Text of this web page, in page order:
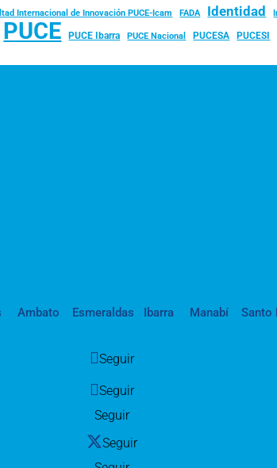
Internacional de Innovación PUCE-Icam FADA Identidad
PUCE PUCE Ibarra PUCE Nacional PUCESA PUCESI
Ambato Esmeraldas Ibarra Manabí Santo
Seguir
Seguir
Seguir
Seguir